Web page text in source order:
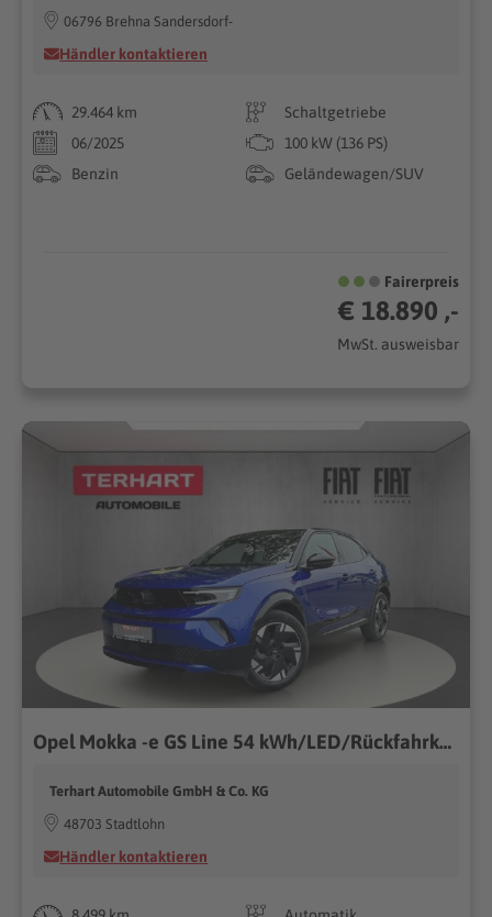
06796 Brehna Sandersdorf-
Händler kontaktieren
29.464 km
Schaltgetriebe
06/2025
100 kW (136 PS)
Benzin
Geländewagen/SUV
Fairerpreis
€ 18.890 ,-
MwSt. ausweisbar
Opel Mokka -e GS Line 54 kWh/LED/Rückfahrkamera/Tempomat/Apple&Android
Terhart Automobile GmbH & Co. KG
48703 Stadtlohn
Händler kontaktieren